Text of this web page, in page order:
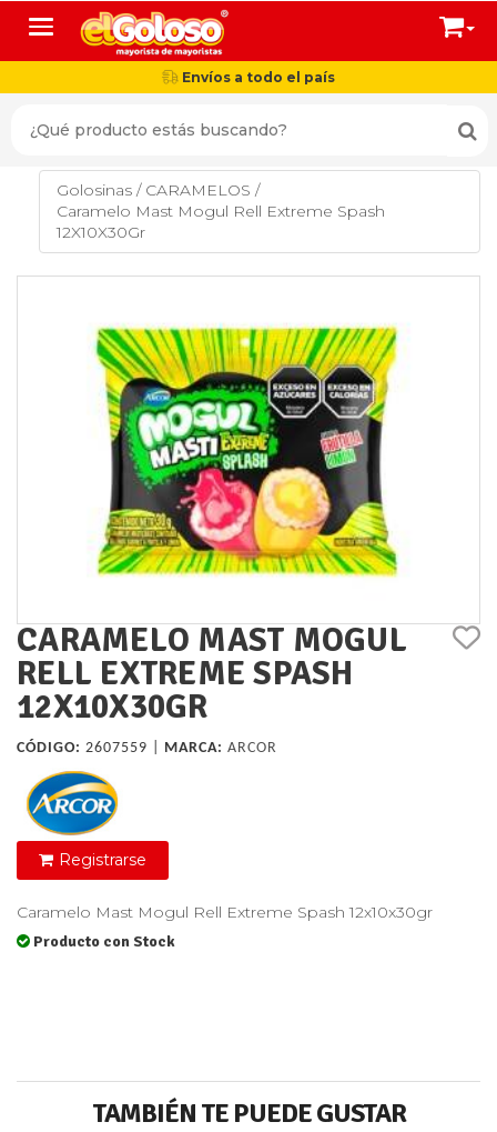
Toggle navigation
Envíos a todo el país
Golosinas / CARAMELOS /
Caramelo Mast Mogul Rell Extreme Spash
12X10X30Gr
CARAMELO MAST MOGUL
RELL EXTREME SPASH
12X10X30GR
CÓDIGO: 2607559 | MARCA: ARCOR
Registrarse
Caramelo Mast Mogul Rell Extreme Spash 12x10x30gr
Producto con Stock
TAMBIÉN TE PUEDE GUSTAR